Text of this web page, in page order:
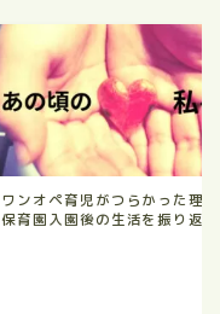
ワンオペ育児がつらかった理
保育園入園後の生活を振り返る